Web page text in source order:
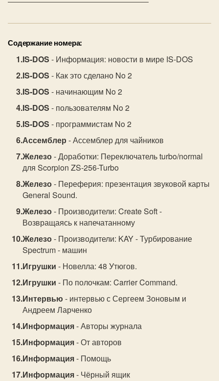
Содержание номера:
IS-DOS - Информация: новости в мире IS-DOS
IS-DOS - Как это сделано No 2
IS-DOS - начинающим No 2
IS-DOS - пользователям No 2
IS-DOS - программистам No 2
Ассемблер - Ассемблер для чайников
Железо- Доработки: Пеpеключатель turbo/normal
для Scorpion ZS-256-Turbo
Железо- Переферия: презентация звуковой карты
General Sound.
Железо- Производители: Create Soft -
Возвращаясь к напечатанному
Железо- Производители: KAY - Турбирование
Spectrum - машин
Игрушки - Новелла: 48 Утюгов.
Игрушки - По полочкам: Carrier Command.
Интервью - интервью с Сергеем Зоновым и
Андреем Ларченко
Информация- Авторы журнала
Информация- От авторов
Информация- Помощь
Информация- Чёрный ящик